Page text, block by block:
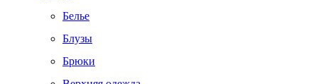
Белье
Блузы
Брюки